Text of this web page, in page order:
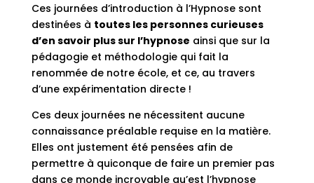
Ces journées d’introduction à l’Hypnose sont
destinées à toutes les personnes curieuses
d’en savoir plus sur l’hypnose ainsi que sur la
pédagogie et méthodologie qui fait la
renommée de notre école, et ce, au travers
d’une expérimentation directe !
Ces deux journées ne nécessitent aucune
connaissance préalable requise en la matière.
Elles ont justement été pensées afin de
permettre à quiconque de faire un premier pas
dans ce monde incroyable qu’est l’hypnose